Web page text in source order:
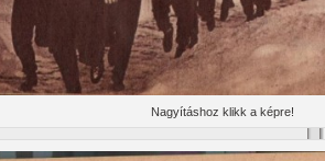
Nagyí­táshoz klikk a képre!